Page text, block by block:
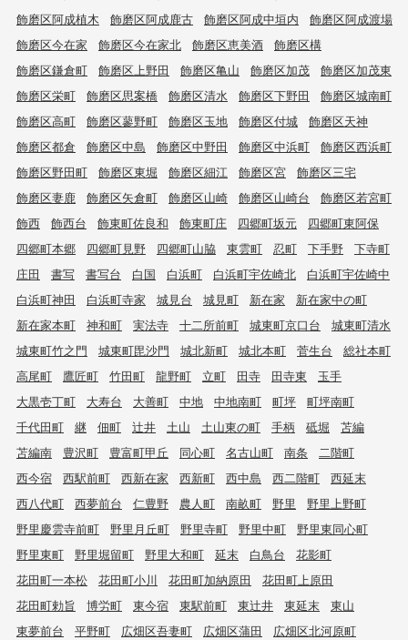
飾磨区阿成植木
飾磨区阿成鹿古 飾磨区阿成中垣内
飾磨区阿成渡場
飾磨区今在家
飾磨区今在家北 飾磨区恵美酒
飾磨区構
飾磨区鎌倉町
飾磨区上野田 飾磨区亀山 飾磨区加茂
飾磨区加茂東
飾磨区栄町
飾磨区思案橋 飾磨区清水 飾磨区下野田
飾磨区城南町
飾磨区高町
飾磨区蓼野町 飾磨区玉地 飾磨区付城
飾磨区天神
飾磨区都倉
飾磨区中島 飾磨区中野田 飾磨区中浜町
飾磨区西浜町
飾磨区野田町
飾磨区東堀 飾磨区細江 飾磨区宮
飾磨区三宅
飾磨区妻鹿
飾磨区矢倉町 飾磨区山崎 飾磨区山崎台
飾磨区若宮町
飾西
飾西台 飾東町佐良和 飾東町庄 四郷町坂元
四郷町東阿保
四郷町本郷
四郷町見野 四郷町山脇 東雲町 忍町 下手野
下寺町
庄田
書写 書写台 白国 白浜町 白浜町宇佐崎北
白浜町宇佐崎中
白浜町神田
白浜町寺家 城見台 城見町 新在家
新在家中の町
新在家本町
神和町 実法寺 十二所前町 城東町京口台
城東町清水
城東町竹之門
城東町毘沙門 城北新町 城北本町 菅生台
総社本町
高尾町
鷹匠町 竹田町 龍野町 立町 田寺 田寺東
玉手
大黒壱丁町
大寿台 大善町 中地 中地南町 町坪
町坪南町
千代田町
継 佃町 辻井 土山 土山東の町 手柄 砥堀
苫編
苫編南
豊沢町 豊富町甲丘 同心町 名古山町 南条
二階町
西今宿
西駅前町 西新在家 西新町 西中島 西二階町
西延末
西八代町
西夢前台 仁豊野 農人町 南畝町 野里
野里上野町
野里慶雲寺前町
野里月丘町 野里寺町 野里中町
野里東同心町
野里東町
野里堀留町 野里大和町 延末 白鳥台
花影町
花田町一本松
花田町小川 花田町加納原田
花田町上原田
花田町勅旨
博労町 東今宿 東駅前町 東辻井 東延末
東山
東夢前台
平野町 広畑区吾妻町 広畑区蒲田
広畑区北河原町